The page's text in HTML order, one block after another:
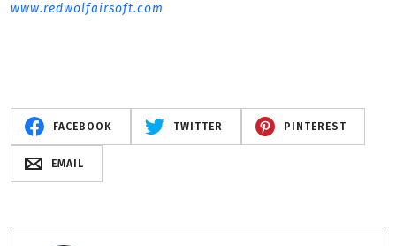
www.redwolfairsoft.com
FACEBOOK TWITTER PINTEREST
EMAIL